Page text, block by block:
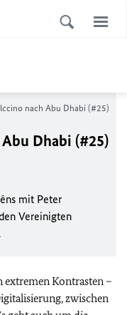
nach Abu Dhabi (#25)
Dhabi (#25)
mit Peter
Vereinigten
extremen Kontrasten –
zwischen